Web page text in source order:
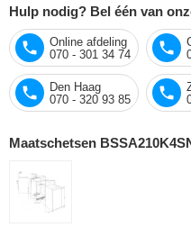
Hulp nodig? Bel één van
Online afdeling
070 - 301 34 74
Den Haag
070 - 320 93 85
Maatschetsen